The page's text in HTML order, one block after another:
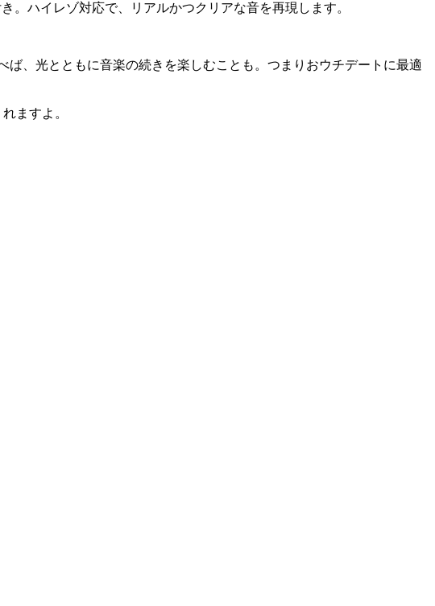
。ハイレゾ対応で、リアルかつクリアな音を再現します。
、光とともに音楽の続きを楽しむことも。つまりおウチデートに最適
ますよ。